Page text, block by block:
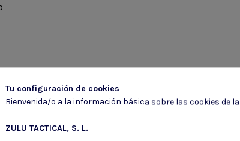
a nuestro boletín
Tu configuración de cookies
Bienvenida/o a la información básica sobre las cookies de
ZULU TACTICAL, S. L.